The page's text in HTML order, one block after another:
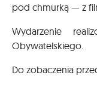
pod chmurką — z
Wydarzenie
Obywatelskiego.
Do zobaczenia